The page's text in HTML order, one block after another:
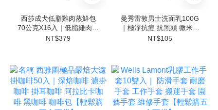
西莎成犬低脂雞肉蒸鮮包
70公克X16入｜低脂雞肉蒸
鮮包 狗罐頭替代 濕糧餐包
NT$379
曼秀雷敦男士洗面乳100G
｜極淨抗痘 抗黑頭 微米勁
炭 保濕活力 潔面乳 控油洗
NT$105